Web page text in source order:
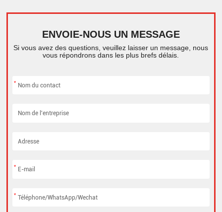
ENVOIE-NOUS UN MESSAGE
Si vous avez des questions, veuillez laisser un message, nous
vous répondrons dans les plus brefs délais.
*
*
*